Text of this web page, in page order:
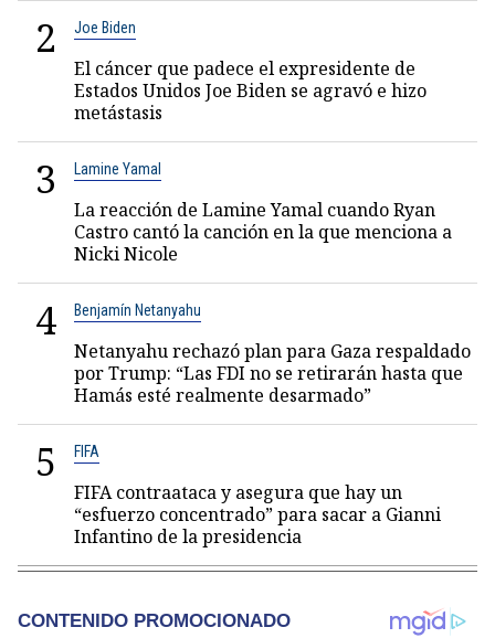
2 Joe Biden
El cáncer que padece el expresidente de
Estados Unidos Joe Biden se agravó e hizo
metástasis
3 Lamine Yamal
La reacción de Lamine Yamal cuando Ryan
Castro cantó la canción en la que menciona a
Nicki Nicole
4 Benjamín Netanyahu
Netanyahu rechazó plan para Gaza respaldado
por Trump: “Las FDI no se retirarán hasta que
Hamás esté realmente desarmado”
5 FIFA
FIFA contraataca y asegura que hay un
“esfuerzo concentrado” para sacar a Gianni
Infantino de la presidencia